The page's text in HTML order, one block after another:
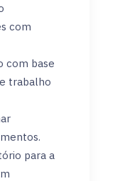
com
com base
trabalho
para a